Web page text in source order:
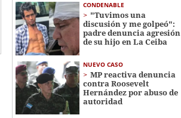
CONDENABLE
"Tuvimos una
discusión y me golpeó":
padre denuncia agresión
de su hijo en La Ceiba
NUEVO CASO
MP reactiva denuncia
contra Roosevelt
Hernández por abuso de
autoridad